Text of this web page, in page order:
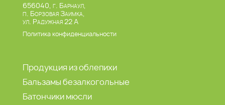
656040, г. Барнаул,
п. Борзовая Заимка,
ул. Радужная 22 А
Политика конфиденциальности
Продукция из облепихи
Бальзамы безалкогольные
Батончики мюсли